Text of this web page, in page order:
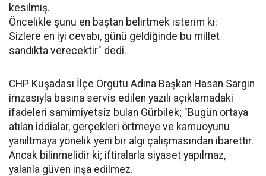
kesilmiş.
Öncelikle şunu en baştan belirtmek isterim ki:
Sizlere en iyi cevabı, günü geldiğinde bu millet
sandıkta verecektir" dedi.
CHP Kuşadası İlçe Örgütü Adına Başkan Hasan Sargın
imzasıyla basına servis edilen yazılı açıklamadaki
ifadeleri samimiyetsiz bulan Gürbilek; "Bugün ortaya
atılan iddialar, gerçekleri örtmeye ve kamuoyunu
yanıltmaya yönelik yeni bir algı çalışmasından ibarettir.
Ancak bilinmelidir ki; iftiralarla siyaset yapılmaz,
yalanla güven inşa edilmez.